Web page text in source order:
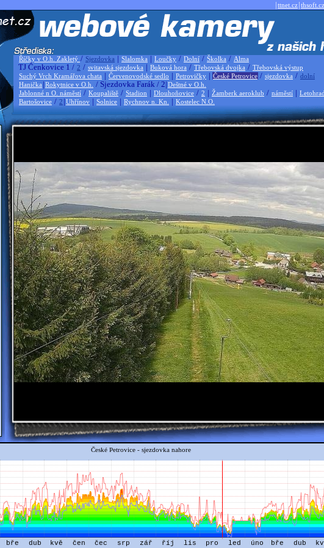
|ttnet.cz|thsoft.cz
Říčky v O.h. Zakletý / Sjezdovka | Slalomka | Loučky / Dolní / Školka / Alma
TJ Čenkovice 1 / 2 / svitavská sjezdovka | Buková hora / Třebovská dvojka / Třebovská výstup
Suchý Vrch Kramářova chata | Červenovodské sedlo | Petrovičky | České Petrovice / sjezdovka / dolní
Hanička |Rokytnice v O.h. / Sjezdovka Farák / 2|Deštné v O.h.
Jablonné n O. náměstí / Koupaliště / Stadion | Dlouhoňovice / 2 | Žamberk aeroklub / náměstí |
Bartošovice / 2 |Uhřínov | Solnice | Rychnov n. Kn. | Kostelec N.O.